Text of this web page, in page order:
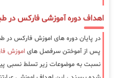
اهداف دوره آموزشی فارکس در
در پایان دوره های اموزش فارکس در
پس از آموختن سرفصل های اموزش
نسبت به موضوعات زیر تسلط نسبی